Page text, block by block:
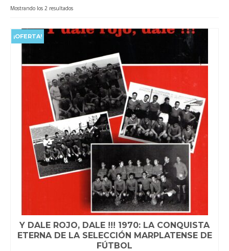
Videos
Tienda
Mostrando los 2 resultadosOrdenado
popularidad
¡OFERTA!
Y DALE ROJO, DALE !!! 1970: LA CONQUISTA
ETERNA DE LA SELECCIÓN MARPLATENSE DE
FÚTBOL